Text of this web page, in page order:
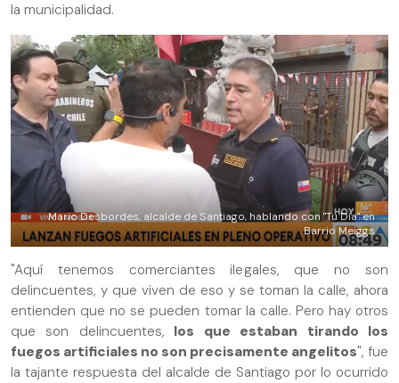
la municipalidad.
Mario Desbordes, alcalde de Santiago, hablando con "Tu Día" en
Barrio Meiggs
"Aquí tenemos comerciantes ilegales, que no son
delincuentes, y que viven de eso y se toman la calle, ahora
entienden que no se pueden tomar la calle. Pero hay otros
que son delincuentes, los que estaban tirando los
fuegos artificiales no son precisamente angelitos", fue
la tajante respuesta del alcalde de Santiago por lo ocurrido